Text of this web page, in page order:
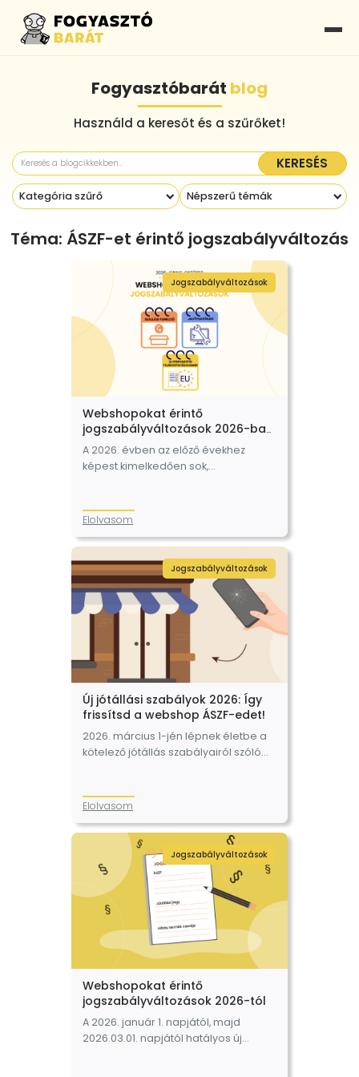
Fogyasztóbarát blog
Használd a keresőt és a szűrőket!
KERESÉS
Kategória szűrő Népszerű témák
Téma: ÁSZF-et érintő jogszabályváltozás
Jogszabályváltozások
Webshopokat érintő
jogszabályváltozások 2026-ban
– mikortól és mi a teendő?
A 2026. évben az előző évekhez
képest kimelkedően sok,
Még március 1. napján módosultak a
második felében…
Elolvasom
Jogszabályváltozások
Új jótállási szabályok 2026: Így
frissítsd a webshop ÁSZF-edet!
2026. március 1-jén lépnek életbe a
kötelező jótállás szabályairól szóló
legújabb módosításai. Frissíteni kell
reklamációkezelési…
Elolvasom
Jogszabályváltozások
Webshopokat érintő
jogszabályváltozások 2026-tól
A 2026. január 1. napjától, majd
2026.03.01. napjától hatályos új